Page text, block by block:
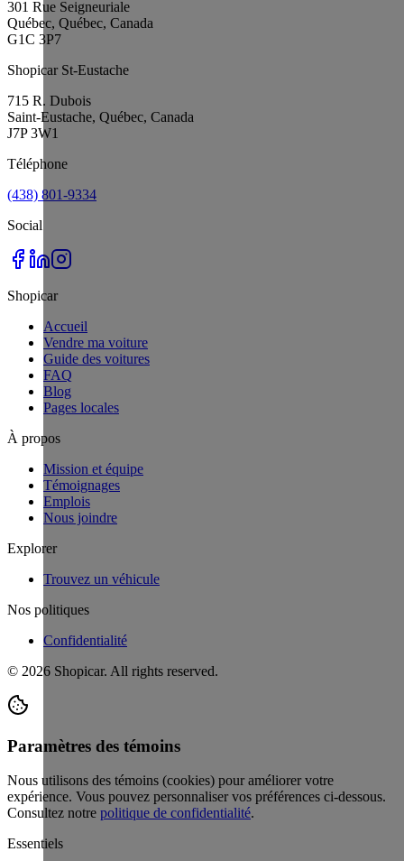
301 Rue Seigneuriale
Québec, Québec, Canada
G1C 3P7
Shopicar St-Eustache
715 R. Dubois
Saint-Eustache, Québec, Canada
J7P 3W1
Téléphone
(438) 801-9334
Social
Shopicar
Accueil
Vendre ma voiture
Guide des voitures
FAQ
Blog
Pages locales
À propos
Mission et équipe
Témoignages
Emplois
Nous joindre
Explorer
Trouvez un véhicule
Nos politiques
Confidentialité
© 2026 Shopicar. All rights reserved.
Paramètres des témoins
Nous utilisons des témoins (cookies) pour améliorer votre
expérience. Vous pouvez personnaliser vos préférences ci-dessous.
Consultez notre politique de confidentialité.
Essentiels